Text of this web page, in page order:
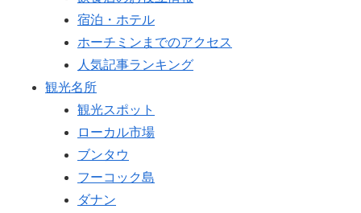
宿泊・ホテル
ホーチミンまでのアクセス
人気記事ランキング
観光名所
観光スポット
ローカル市場
ブンタウ
フーコック島
ダナン